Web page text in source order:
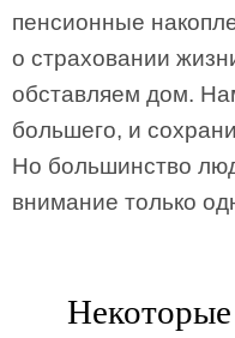
пенсионные
о страховании
обставляем дом.
большего, и
Но большинство
внимание только